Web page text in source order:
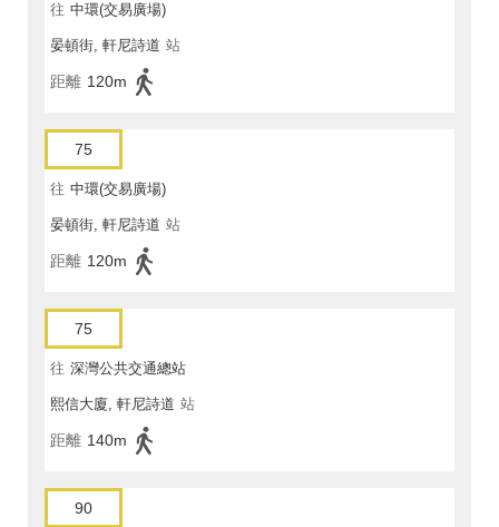
往 中環(交易廣場)
晏頓街, 軒尼詩道 站
距離 120m
75
往 中環(交易廣場)
晏頓街, 軒尼詩道 站
距離 120m
75
往 深灣公共交通總站
熙信大廈, 軒尼詩道 站
距離 140m
90